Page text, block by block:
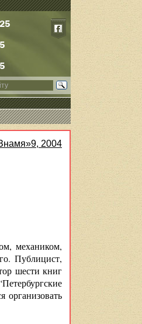
2004
механиком,
Публицист,
шести книг
организовать